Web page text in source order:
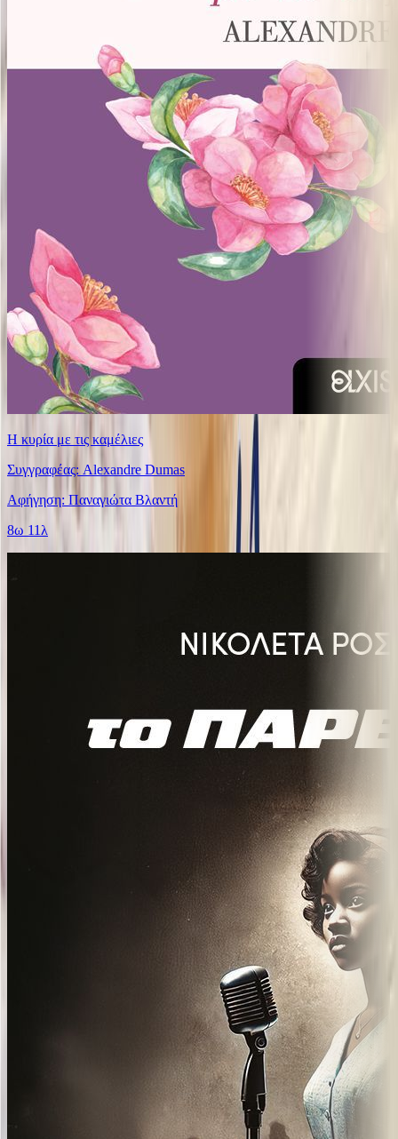
Η κυρία με τις καμέλιες
Συγγραφέας: Alexandre Dumas
Αφήγηση: Παναγιώτα Βλαντή
8ω 11λ